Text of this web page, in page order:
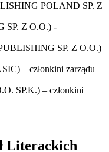
POLAND SP. Z
SP. Z O.O.) -
SP. Z O.O.)
– członkini zarządu
SP.K.) – członkini
Literackich